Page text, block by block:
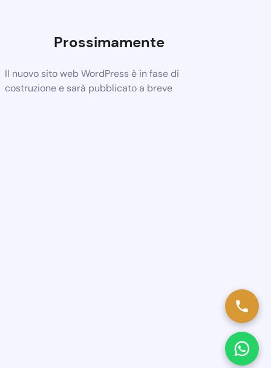
Prossimamente
Il nuovo sito web WordPress è in fase di
costruzione e sarà pubblicato a breve